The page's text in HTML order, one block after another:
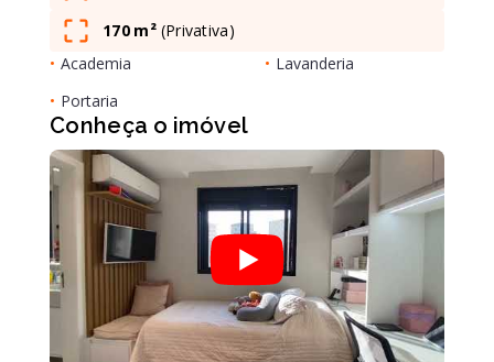
170 m² (Privativa)
• Academia • Lavanderia
• Portaria
Conheça o imóvel